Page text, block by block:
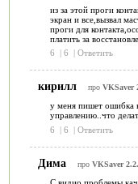
из за этой проги
экран и все,вызвал
проги для
платить за
6
| 6 | Ответить
кирилл про VKSaver
у меня пишет ошибка
управлению..что
6
| 6 | Ответить
Дима про VKSaver
С видио проблемы